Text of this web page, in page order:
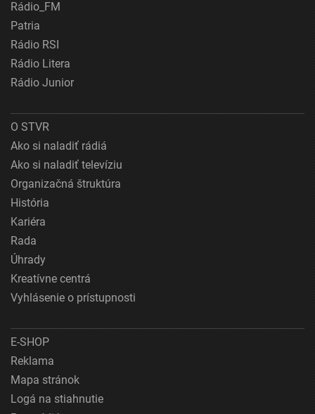
Rádio_FM
Patria
Rádio RSI
Rádio Litera
Rádio Junior
O STVR
Ako si naladiť rádiá
Ako si naladiť televíziu
Organizačná štruktúra
História
Kariéra
Rada
Úhrady
Kreatívne centrá
Vyhlásenie o prístupnosti
E-SHOP
Reklama
Mapa stránok
Logá na stiahnutie